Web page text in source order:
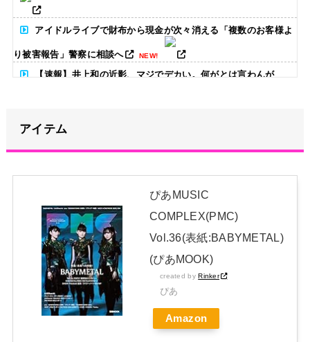
アイドルライブで財布から現金が次々消える「複数のお客様よ
り被害報告」警察に相談へ NEW!
【速報】井上和の近影、マジでデカい。何がとは言わんが
【朗報】本田望結さん(22)艶のある和風美人に育成成功
日本独自企画・限定生産盤「METAL FORTH (DELUXE
JAPAN EDITION)」着弾
【BABYMETAL】METAL FORTH DELUXE JAPAN EDITION
アイテム
ぴあMUSIC
COMPLEX(PMC)
Vol.36(表紙:BABYMETAL)
(ぴあMOOK)
created byRinker
ぴあ
Amazon